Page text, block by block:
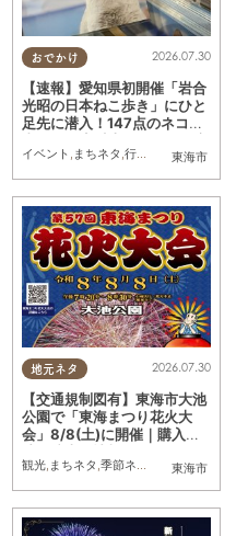
知多市,東浦町 ,阿久比町,半田市,常滑市
観光,まとめ記事
おでかけ
東海市
2026.07.30
【速報】愛知県初開催「岩合
光昭の日本ねこ歩き」にひと
足先に潜入！147点のネコ写
されてきた／ちたまる広告
イベント , まちネタ ,行ってみたレポ
地元ネタ
東海市
2026.07.30
【交通規制図有】東海市大池
公園で「東海まつり花火大
会」8/8(土)に開催｜購入方
観光, まちネタ ,季節ネタ 親子,夫婦,家族